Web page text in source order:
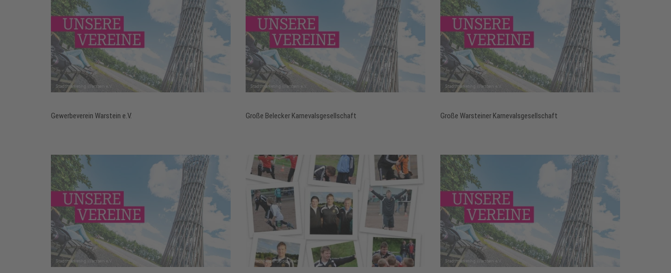
Gewerbeverein Warstein e.V. Große Belecker Karnevalsgesellschaft Große Warsteiner Karnevalsgesellschaft